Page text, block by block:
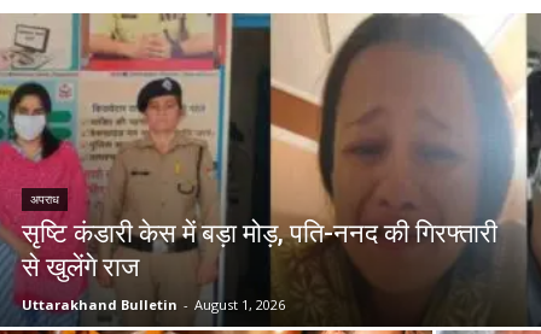
अपराध
सृष्टि कंडारी केस में बड़ा मोड़, पति-ननद की गिरफ्तारी
से खुलेंगे राज
Uttarakhand Bulletin - August 1, 2026